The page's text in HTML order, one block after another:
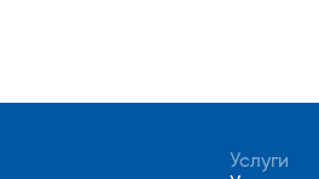
Услуги